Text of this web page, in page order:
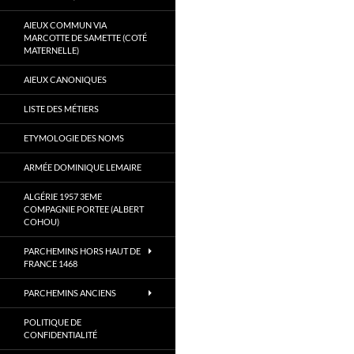
AIEUX COMMUN VIA
MARCOTTE DE SAMETTE (COTÉ
MATERNELLE)
AIEUX CANONIQUES
LISTE DES MÉTIERS
ETYMOLOGIE DES NOMS
ARMÉE DOMINIQUE LEMAIRE
ALGÉRIE 1957 3EME
COMPAGNIE PORTEE (ALBERT
COHOU)
PARCHEMINS HORS HAUT DE
FRANCE 1468
PARCHEMINS ANCIENS
POLITIQUE DE
CONFIDENTIALITÉ